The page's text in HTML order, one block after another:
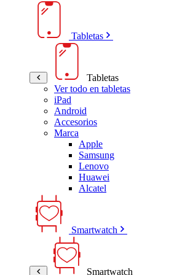
Tabletas
Tabletas
Ver todo en tabletas
iPad
Android
Accesorios
Marca
Apple
Samsung
Lenovo
Huawei
Alcatel
Smartwatch
Smartwatch